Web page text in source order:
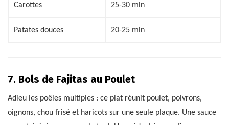
Carottes 25-30 min
Patates douces 20-25 min
7. Bols de Fajitas au Poulet
Adieu les poêles multiples : ce plat réunit poulet, poivrons,
oignons, chou frisé et haricots sur une seule plaque. Une sauce